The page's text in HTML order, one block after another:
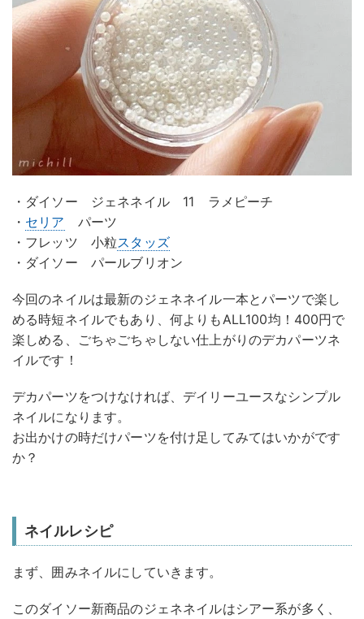
・ダイソー ジェネネイル 11 ラメピーチ
・ セリア パーツ
・フレッツ 小粒スタッズ
・ダイソー パールブリオン
今回のネイルは最新のジェネネイル一本とパーツで楽し
める時短ネイルでもあり、何よりもALL100均！400円で
楽しめる、ごちゃごちゃしない仕上がりのデカパーツネ
イルです！
デカパーツをつけなければ、デイリーユースなシンプル
ネイルになります。
お出かけの時だけパーツを付け足してみてはいかがです
か？
ネイルレシピ
まず、囲みネイルにしていきます。
このダイソー新商品のジェネネイルはシアー系が多く、